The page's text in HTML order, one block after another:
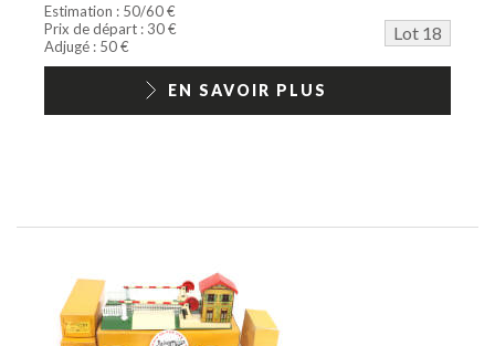
Estimation : 50/60 €
Prix de départ : 30 €
Lot 18
Adjugé : 50 €
EN SAVOIR PLUS